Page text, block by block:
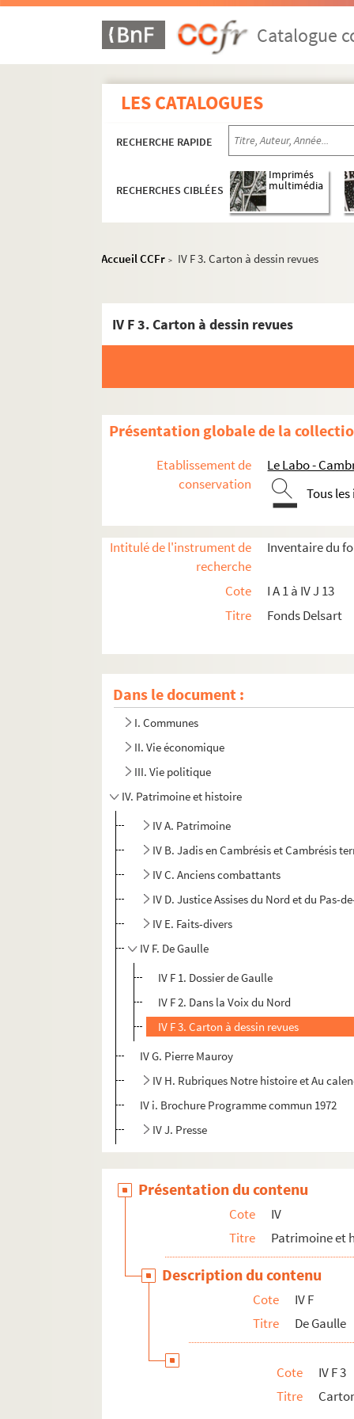
Catalogue
LES CATALOGUES
RECHERCHE RAPIDE
RECHERCHES CIBLÉES
Imprimés
multimédia
Accueil CCFr > IV F 3. Carton à dessin revues
IV F 3. Carton à dessin revues
Présentation globale de la
Etablissement de
conservation
Le Labo -
Tous
Intitulé de l'instrument de
recherche
Inventaire du
Cote
I A 1 à IV J 13
Titre
Fonds Delsart
Dans le document :
I. Communes
II. Vie économique
III. Vie politique
IV. Patrimoine et histoire
IV A. Patrimoine
IV B. Jadis en Cambrésis et Cambrésis
IV C. Anciens combattants
IV D. Justice Assises du Nord et du Pas-
IV E. Faits-divers
IV F. De Gaulle
IV F 1. Dossier de Gaulle
IV F 2. Dans la Voix du Nord
IV F 3. Carton à dessin revues
IV G. Pierre Mauroy
IV H. Rubriques Notre histoire et Au
IV i. Brochure Programme commun 1972
IV J. Presse
Présentation du contenu
Cote
IV
Titre
Patrimoine et
Description du contenu
Cote
IV F
Titre
De Gaulle
Cote
IV F 3
Titre